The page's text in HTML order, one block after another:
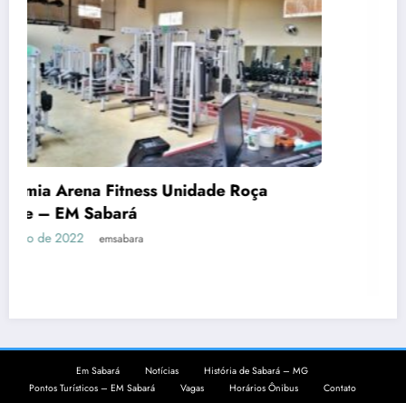
Academia Objetivo Força em Sabará
22 de novembro de 2021 emsabara